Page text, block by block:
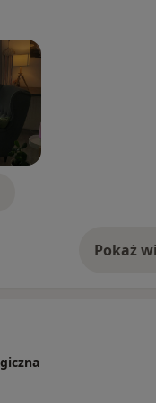
międzyludzkich.
osobom LGBT+
umówionej
Pokaż o